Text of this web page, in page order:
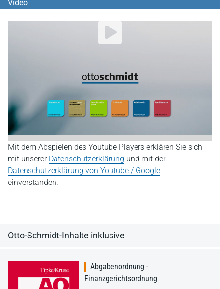
Video
Mit dem Abspielen des Youtube Players erklären Sie sich
mit unserer Datenschutzerklärung und mit der
Datenschutzerklärung von Youtube / Google
einverstanden.
Otto-Schmidt-Inhalte inklusive
Abgabenordnung -
Finanzgerichtsordnung